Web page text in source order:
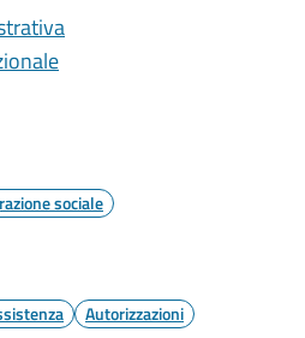
sociale
Autorizzazioni